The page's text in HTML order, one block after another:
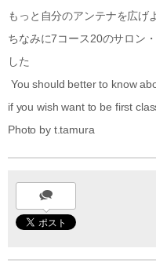
もっと自分のアンテナを広げ
ちなみに7コース20のサロン
した
You should better to know
if you wish want to be first
Photo by t.tamura